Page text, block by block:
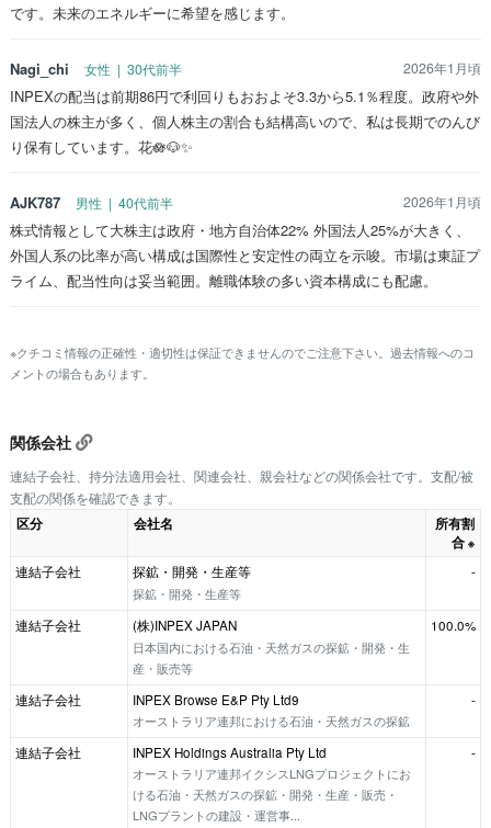
です。未来のエネルギーに希望を感じます。
Nagi_chi 女性 | 30代前半 2026年1月頃
INPEXの配当は前期86円で利回りもおおよそ3.3から5.1％程度。政府や外
国法人の株主が多く、個人株主の割合も結構高いので、私は長期でのんび
り保有しています。花🪷🐶✨
AJK787 男性 | 40代前半 2026年1月頃
株式情報として大株主は政府・地方自治体22% 外国法人25%が大きく、
外国人系の比率が高い構成は国際性と安定性の両立を示唆。市場は東証プ
ライム、配当性向は妥当範囲。離職体験の多い資本構成にも配慮。
※クチコミ情報の正確性・適切性は保証できませんのでご注意下さい。過去情報へのコ
メントの場合もあります。
関係会社
連結子会社、持分法適用会社、関連会社、親会社などの関係会社です。支配/被
支配の関係を確認できます。
区分 会社名
所有割
合 ※
連結子会社
探鉱・開発・生産等
探鉱・開発・生産等
-
連結子会社
(株)INPEX JAPAN
日本国内における石油・天然ガスの探鉱・開発・生
産・販売等
100.0%
連結子会社
INPEX Browse E&P Pty Ltd9
オーストラリア連邦における石油・天然ガスの探鉱
-
連結子会社
INPEX Holdings Australia Pty Ltd
オーストラリア連邦イクシスLNGプロジェクトにお
ける石油・天然ガスの探鉱・開発・生産・販売・
LNGプラントの建設・運営事...
-